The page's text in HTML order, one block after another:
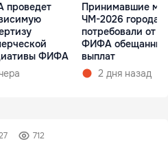
проведет
ФИФА
Принимавшие
ЧМ-2026 города
потребовали от
ФИФА обещанных
выплат
2 дня назад
712